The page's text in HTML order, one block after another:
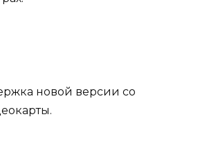
новой версии со